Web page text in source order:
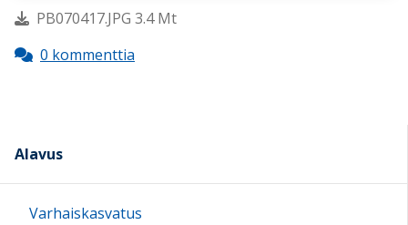
PB070417.JPG 3.4 Mt
0 kommenttia
Alavus
Varhaiskasvatus